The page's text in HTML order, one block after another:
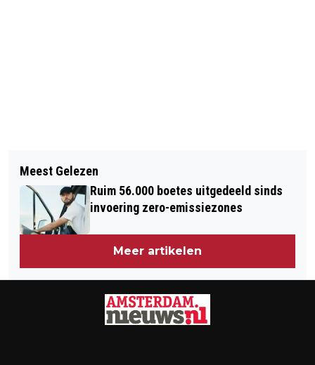
€ 10 MILJOEN VOOR BETERE
DOORSTROMING VERKEER IN
METROPOOLREGIO AMSTERDAM
NOORD-HOLLAND HERDENKT
WATERSNOODRAMP 1916
Meest Gelezen
Ruim 56.000 boetes uitgedeeld sinds
invoering zero-emissiezones
Meer artikelen